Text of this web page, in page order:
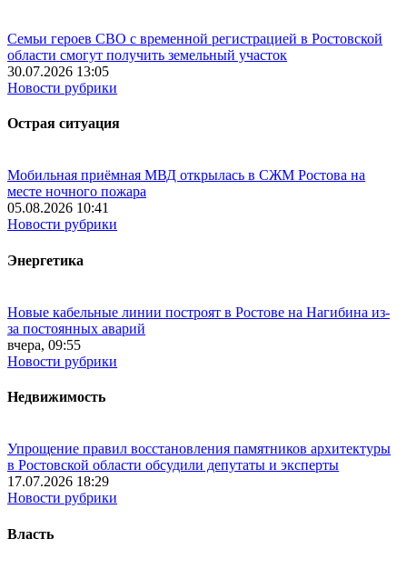
Семьи героев СВО с временной регистрацией в Ростовской
области смогут получить земельный участок
30.07.2026 13:05
Новости рубрики
Острая ситуация
Мобильная приёмная МВД открылась в СЖМ Ростова на
месте ночного пожара
05.08.2026 10:41
Новости рубрики
Энергетика
Новые кабельные линии построят в Ростове на Нагибина из-
за постоянных аварий
вчера, 09:55
Новости рубрики
Недвижимость
Упрощение правил восстановления памятников архитектуры
в Ростовской области обсудили депутаты и эксперты
17.07.2026 18:29
Новости рубрики
Власть